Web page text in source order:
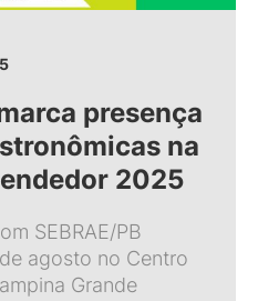
presença
na
2025
SEBRAE/PB
agosto no Centro
Grande